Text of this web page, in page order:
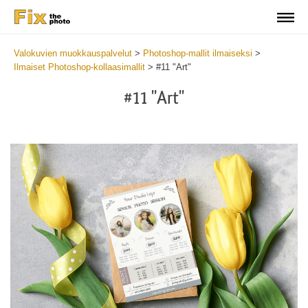
Valokuvien muokkauspalvelut > Photoshop-mallit ilmaiseksi >
Ilmaiset Photoshop-kollaasimallit > #11 "Art"
#11 "Art"
/
548